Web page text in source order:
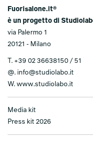
Fuorisalone.it®
è un progetto di
via Palermo 1
20121 - Milano
T. +39 02 36638150 / 51
@. info@studiolabo.it
W. www.studiolabo.it
Media kit
Press kit 2026